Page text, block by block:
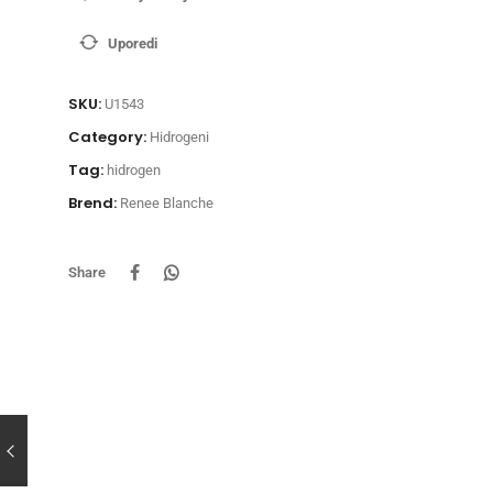
Uporedi
SKU: U1543
Category: Hidrogeni
Tag: hidrogen
Brend: Renee Blanche
Share